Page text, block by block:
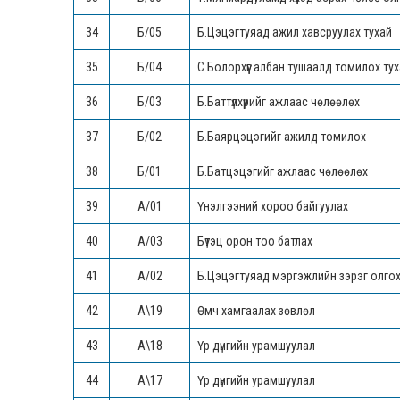
34 Б/05 Б.Цэцэгтуяад ажил хавсруулах тухай
35 Б/04 С.Болорхүүг албан тушаалд томилох
36 Б/03 Б.Баттүлхүүрийг ажлаас чөлөөлөх
37 Б/02 Б.Баярцэцэгийг ажилд томилох
38 Б/01 Б.Батцэцэгийг ажлаас чөлөөлөх
39 А/01 Үнэлгээний хороо байгуулах
40 А/03 Бүтэц орон тоо батлах
41 А/02 Б.Цэцэгтуяад мэргэжлийн зэрэг
42 А\19 Өмч хамгаалах зөвлөл
43 А\18 Үр дүнгийн урамшуулал
44 А\17 Үр дүнгийн урамшуулал